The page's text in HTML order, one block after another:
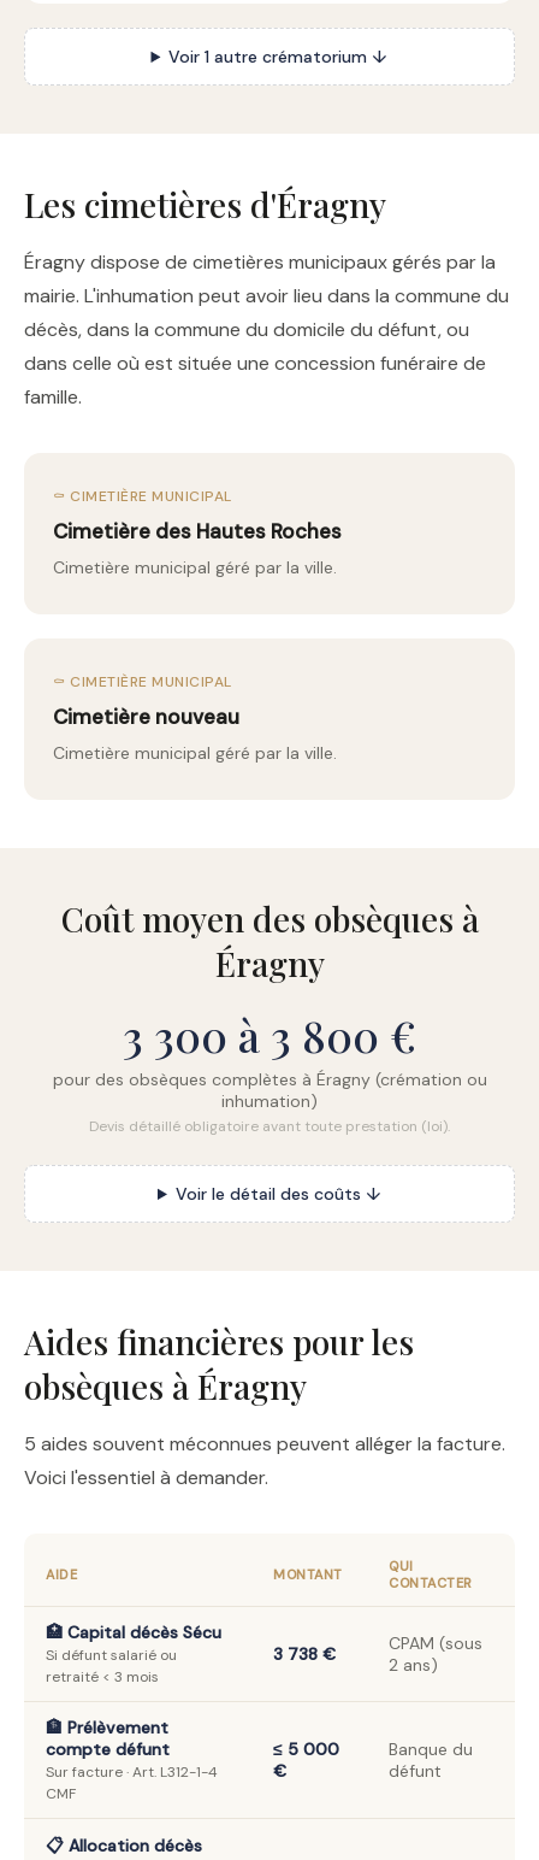
Voir 1 autre crématorium ↓
Les cimetières d'Éragny
Éragny dispose de cimetières municipaux gérés par la
mairie. L'inhumation peut avoir lieu dans la commune du
décès, dans la commune du domicile du défunt, ou
dans celle où est située une concession funéraire de
famille.
⚰️ CIMETIÈRE MUNICIPAL
Cimetière des Hautes Roches
Cimetière municipal géré par la ville.
⚰️ CIMETIÈRE MUNICIPAL
Cimetière nouveau
Cimetière municipal géré par la ville.
Coût moyen des obsèques à
Éragny
3 300 à 3 800 €
pour des obsèques complètes à Éragny (crémation ou
inhumation)
Devis détaillé obligatoire avant toute prestation (loi).
Voir le détail des coûts ↓
Aides financières pour les
obsèques à Éragny
5 aides souvent méconnues peuvent alléger la facture.
Voici l'essentiel à demander.
AIDE MONTANT
QUI
CONTACTER
🏥 Capital décès Sécu
Si défunt salarié ou
retraité < 3 mois
3 738 €
CPAM (sous
2 ans)
🏦 Prélèvement
compte défunt
Sur facture · Art. L312-1-4
CMF
≤ 5 000
€
Banque du
défunt
📋 Allocation décès